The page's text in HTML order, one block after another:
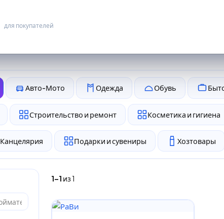
для покупателей
Авто-Мото Одежда Обувь
Строительство и ремонт Косметика и гигиена
Канцелярия Подарки и сувениры Хозтовары
1–1 из 1